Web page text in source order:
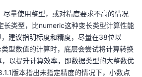
尽量使用整型，或对精度要求不高的情况
长类型，比numeric这种变长类型计算性能
建议指明标度和精度，尽量在38位以
型数值的计算时，底层会尝试将计算转换
以提升计算效率，即数据类型的大整数优
版本指出未指定精度的情况下，小数点